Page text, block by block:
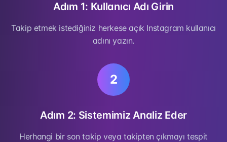
Adım 1: Kullanıcı Adı Girin
Takip etmek istediğiniz herkese açık Instagram kullanıcı
adını yazın.
2
Adım 2: Sistemimiz Analiz Eder
Herhangi bir son takip veya takipten çıkmayı tespit